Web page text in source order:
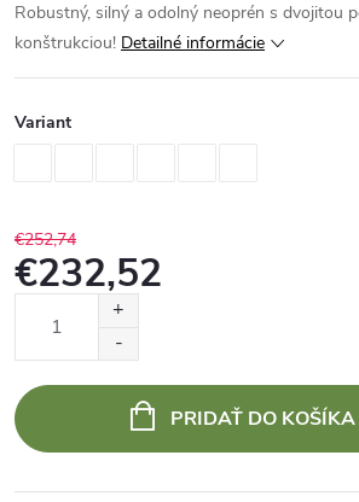
Robustný, silný a odolný neoprén s dvojitou
konštrukciou! Detailné informácie
Variant
€252,74
€232,52
PRIDAŤ DO KOŠÍKA